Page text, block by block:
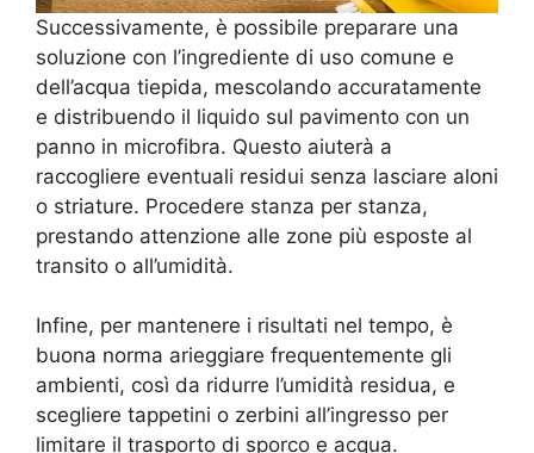
Successivamente, è possibile preparare una
soluzione con l’ingrediente di uso comune e
dell’acqua tiepida, mescolando accuratamente
e distribuendo il liquido sul pavimento con un
panno in microfibra. Questo aiuterà a
raccogliere eventuali residui senza lasciare aloni
o striature. Procedere stanza per stanza,
prestando attenzione alle zone più esposte al
transito o all’umidità.
Infine, per mantenere i risultati nel tempo, è
buona norma arieggiare frequentemente gli
ambienti, così da ridurre l’umidità residua, e
scegliere tappetini o zerbini all’ingresso per
limitare il trasporto di sporco e acqua.